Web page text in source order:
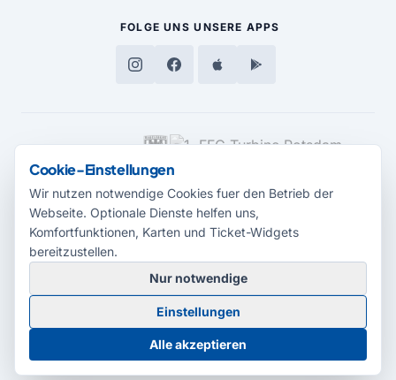
FOLGE UNS UNSERE APPS
MEDIENPARTNER
© 2026 Radio Potsdam. Webseite entwickelt durch dieMedienagentur
Babelsberg
BarrierefreiheitserklärungAGBDatenschutzImpressum
Cookie-Einstellungen
Cookie-Einstellungen
Wir nutzen notwendige Cookies fuer den Betrieb der
Webseite. Optionale Dienste helfen uns,
Komfortfunktionen, Karten und Ticket-Widgets
bereitzustellen.
Nur notwendige
Einstellungen
Alle akzeptieren